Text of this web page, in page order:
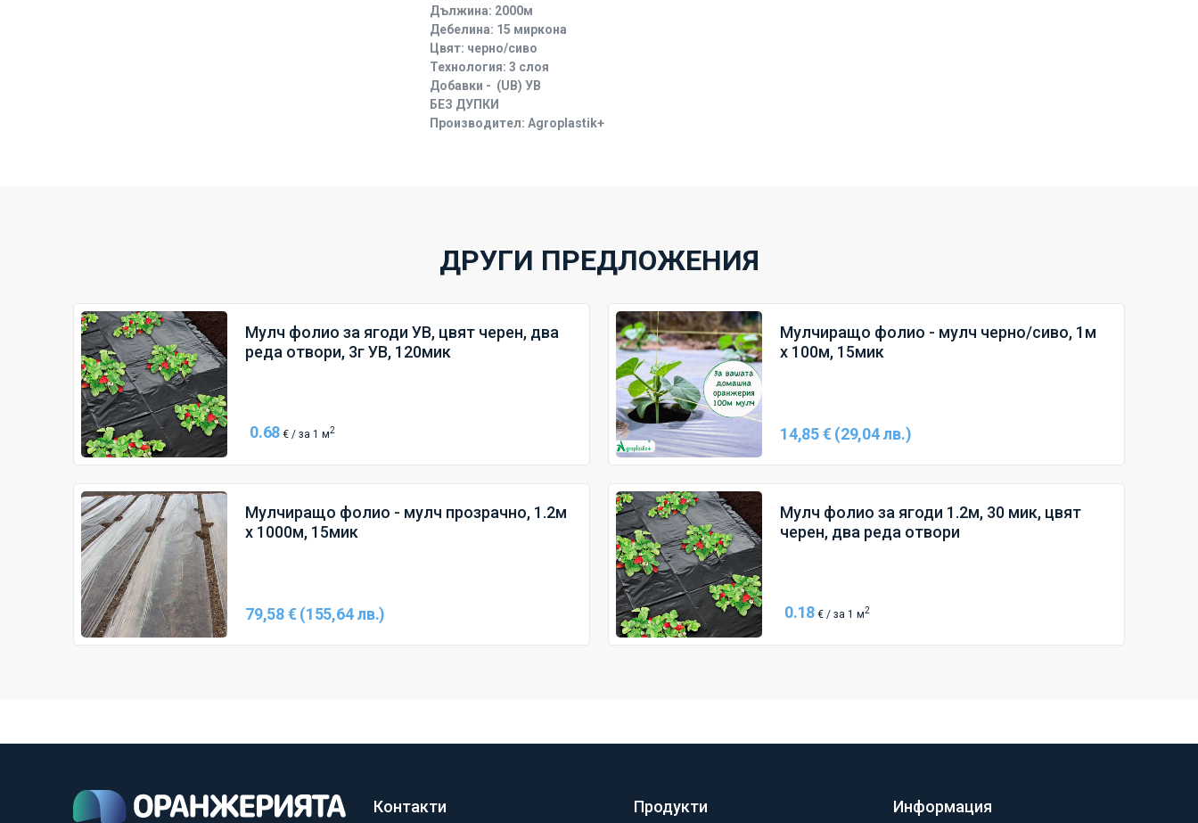
Дължина: 2000м
Дебелина: 15 миркона
Цвят: черно/сиво
Технология: 3 слоя
Добавки - (UB) УВ
БЕЗ ДУПКИ
Производител: Agroplastik+
ДРУГИ ПРЕДЛОЖЕНИЯ
Мулч фолио за ягоди УВ, цвят черен, два
реда отвори, 3г УВ, 120мик
0.68 € / за 1 м2
Мулчиращо фолио - мулч черно/сиво, 1м
х 100м, 15мик
14,85 € (29,04 лв.)
Мулчиращо фолио - мулч прозрачно, 1.2м
х 1000м, 15мик
79,58 € (155,64 лв.)
Мулч фолио за ягоди 1.2м, 30 мик, цвят
черен, два реда отвори
0.18 € / за 1 м2
Контакти Продукти Информация